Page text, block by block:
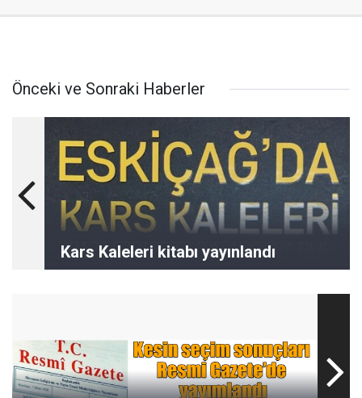
Önceki ve Sonraki Haberler
Kars Kaleleri kitabı yayınlandı